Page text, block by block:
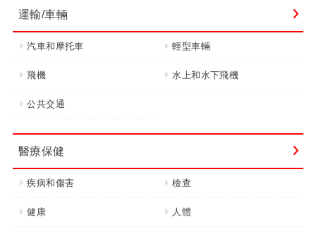
運輸/車輛
汽車和摩托車 輕型車輛
飛機 水上和水下飛機
公共交通
醫療保健
疾病和傷害 檢查
健康 人體